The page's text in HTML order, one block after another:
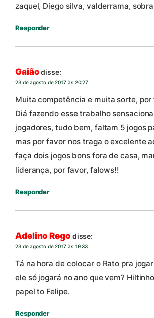
zaquel, Diego silva, valderrama,
Responder
Gaião disse:
23 de agosto de 2017 às 20:27
Muita competência e muita sorte,
Diá fazendo esse trabalho
jogadores, tudo bem, faltam 5 jogos
mas por favor nos traga o excelente
faça dois jogos bons fora de casa,
liderança, por favor, falows!!
Responder
Adelino Rego disse:
23 de agosto de 2017 às 19:33
Tá na hora de colocar o Rato pra
ele só jogará no ano que vem?
papel to Felipe.
Responder